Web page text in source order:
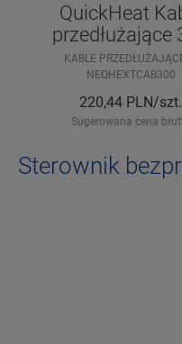
QuickHeat
przedłużające
KABLE
NEQHEXTCAB300
220,44 PLN/szt.
Sugerowana cena
Sterownik